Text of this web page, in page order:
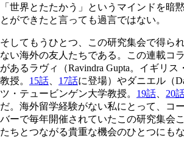
「世界とたたかう」というマインドを暗
とができたと言っても過言ではない。
そしてもうひとつ、この研究集会で得ら
ない海外の友人たちである。この連載コ
があるラヴィ（Ravindra Gupta。イギリ
教授。 15話 17話に登場）やダニエル（
ツ・テュービンゲン大学教授。 19話 20
だ。海外留学経験がない私にとって、コ
バーで毎年開催されていたこの研究集会
たちとつながる貴重な機会のひとつにも